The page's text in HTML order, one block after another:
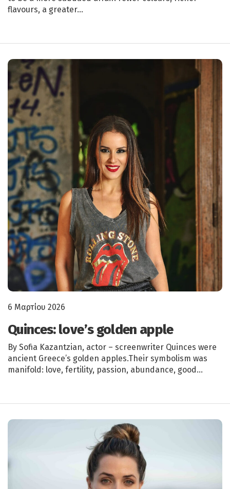
flavours, a greater…
6 Μαρτίου 2026
Quinces: love’s golden apple
By Sofia Kazantzian, actor – screenwriter Quinces were
ancient Greece’s golden apples.Their symbolism was
manifold: love, fertility, passion, abundance, good…